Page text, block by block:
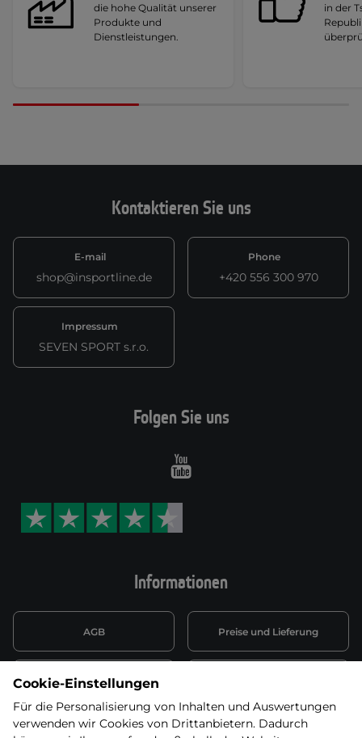
die hohe Qualität unserer
Produkte und
Dienstleistungen.
in der
Kontaktieren Sie uns
E-mail
shop@insportline.de
Phone
+420 556 300 970
Impressum
SEVEN SPORT s.r.o.
Informationen
AGB Preise und Lieferung
Datenschutzerklärung
Wiederufsbelehrung mit Link
zum Formular
Batterieentsorgung
Folgen Sie uns
Youtube
Cookie-Einstellungen
Für die Personalisierung von Inhalten und Auswertungen
verwenden wir Cookies von Drittanbietern. Dadurch